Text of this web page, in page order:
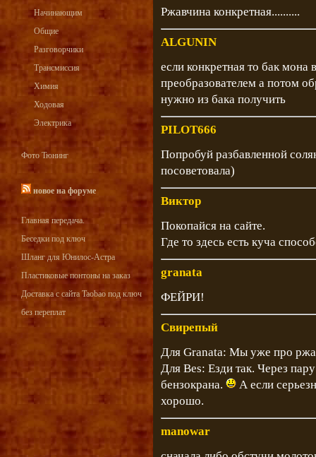
Начинающим
Общие
Разговорчики
Трансмиссия
Химия
Ходовая
Электрика
Фото Тюнинг
новое на форуме
Главная передача.
Беседки под ключ
Шланг для Юнилос-Астра
Пластиковые понтоны на заказ
Доставка с сайта Taobao под ключ
без переплат
Ржавчина конкретная..........
ALGUNIN
если конкретная то бак мона
преобразователем а потом
нужно из бака получить
PILOT666
Попробуй разбавленной
посоветовала)
Виктор
Покопайся на сайте.
Где то здесь есть куча
granata
ФЕЙРИ!
Свирепый
Для Granata: Мы уже про
Для Bes: Езди так. Через
бензокрана.
А если
хорошо.
manowar